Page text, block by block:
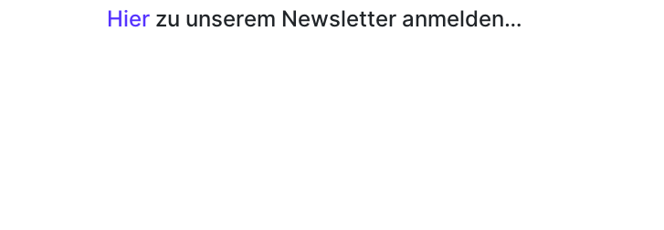
Hier zu unserem Newsletter anmelden…